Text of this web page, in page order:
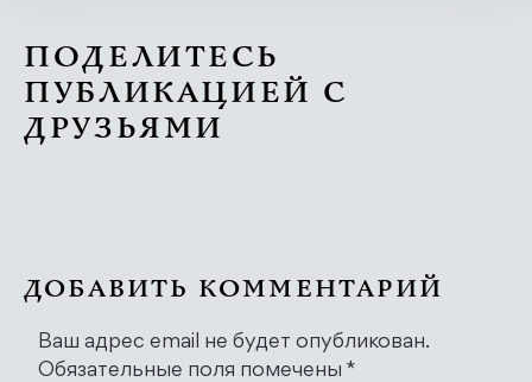
ПОДЕЛИТЕСЬ
ПУБЛИКАЦИЕЙ С
ДРУЗЬЯМИ
ДОБАВИТЬ КОММЕНТАРИЙ
Ваш адрес email не будет опубликован.
Обязательные поля помечены *